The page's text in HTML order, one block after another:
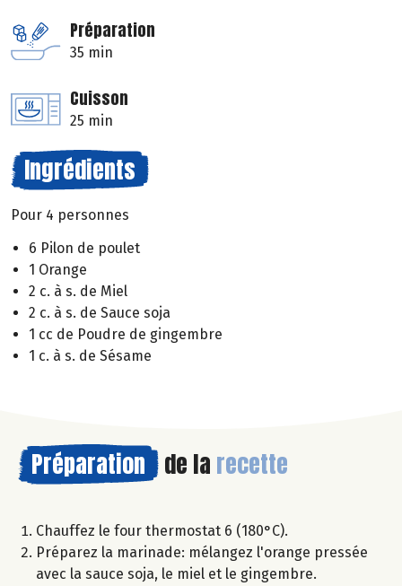
Préparation
35 min
Cuisson
25 min
Ingrédients
Pour 4 personnes
6 Pilon de poulet
1 Orange
2 c. à s. de Miel
2 c. à s. de Sauce soja
1 cc de Poudre de gingembre
1 c. à s. de Sésame
Préparation de la recette
Chauffez le four thermostat 6 (180°C).
Préparez la marinade: mélangez l'orange pressée
avec la sauce soja, le miel et le gingembre.